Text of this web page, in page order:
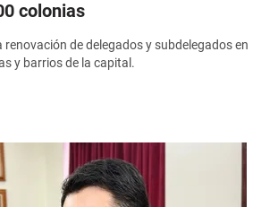
colonias
renovación de delegados y subdelegados en
y barrios de la capital.